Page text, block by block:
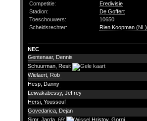
Competitie:
Eredivisie
Stadion:
De Goffert
Toeschouwers:
10650
Scheidsrechter:
Rien Koopman (NL)
NEC
Gentenaar, Dennis
Schuurman, Resit
Wielaert, Rob
Hesp, Danny
Leiwakabessy, Jeffrey
Hersi, Youssouf
Govedarica, Dejan
Simr, Jarda 69'
Hristov, Gorgi